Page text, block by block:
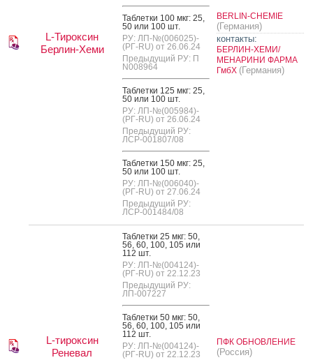
L-Тироксин
Берлин-Хеми
Таб­летки 100 мкг: 25,
50 или 100 шт.
РУ: ЛП-№(006025)-
(РГ-RU) от 26.06.24
Предыдущий РУ: П
N008964
Таб­летки 125 мкг: 25,
50 или 100 шт.
РУ: ЛП-№(005984)-
(РГ-RU) от 26.06.24
Предыдущий РУ:
ЛСР-001807/08
Таб­летки 150 мкг: 25,
50 или 100 шт.
РУ: ЛП-№(006040)-
(РГ-RU) от 27.06.24
Предыдущий РУ:
ЛСР-001484/08
BERLIN-CHEMIE
(Германия)
контакты:
БЕРЛИН-ХЕМИ/
МЕНАРИНИ ФАРМА
ГмбХ (Германия)
L-тироксин
Реневал
Таб­летки 25 мкг: 50,
56, 60, 100, 105 или
112 шт.
РУ: ЛП-№(004124)-
(РГ-RU) от 22.12.23
Предыдущий РУ:
ЛП-007227
Таб­летки 50 мкг: 50,
56, 60, 100, 105 или
112 шт.
РУ: ЛП-№(004124)-
(РГ-RU) от 22.12.23
ПФК ОБНОВЛЕНИЕ
(Россия)